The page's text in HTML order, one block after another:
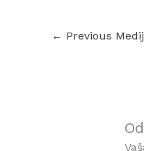
← Previous